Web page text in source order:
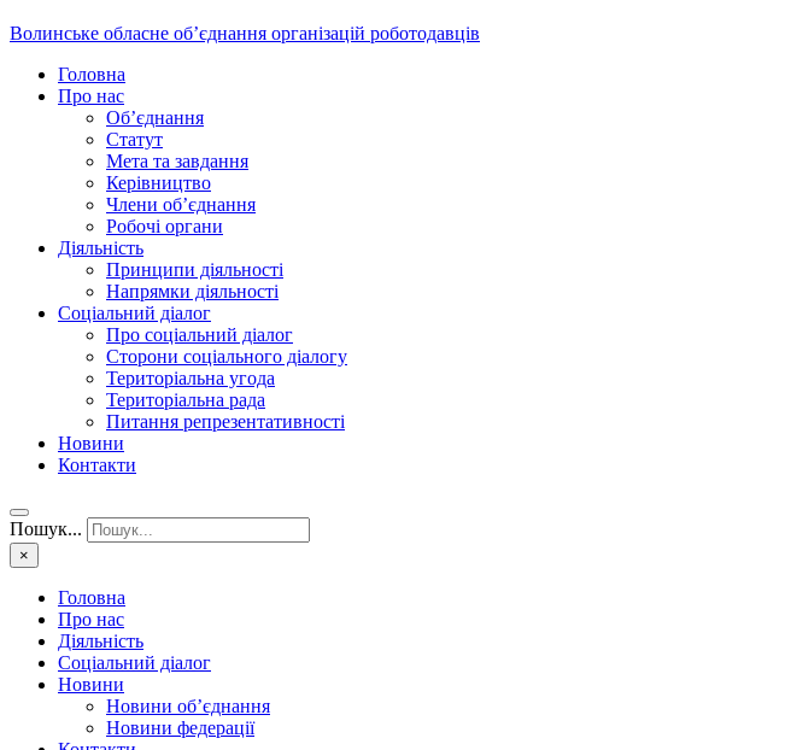
Волинське обласне об’єднання організацій роботодавців
Головна
Про нас
Об’єднання
Статут
Мета та завдання
Керівництво
Члени об’єднання
Робочі органи
Діяльність
Принципи діяльності
Напрямки діяльності
Соціальний діалог
Про соціальний діалог
Сторони соціального діалогу
Територіальна угода
Територіальна рада
Питання репрезентативності
Новини
Контакти
Пошук...
×
Головна
Про нас
Діяльність
Соціальний діалог
Новини
Новини об’єднання
Новини федерації